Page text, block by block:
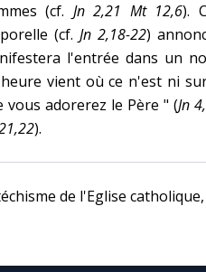
(cf. Jn 2,21 Mt 12,6).
(cf. Jn 2,18-22)
l'entrée dans un
vient où ce n'est ni
vous adorerez le Père " (Jn
).
de l'Eglise